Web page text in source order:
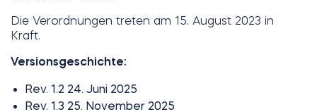
Die Verordnungen treten am 15. August 2023 in
Kraft.
Versionsgeschichte:
Rev. 1.2 24. Juni 2025
Rev. 1.3 25. November 2025